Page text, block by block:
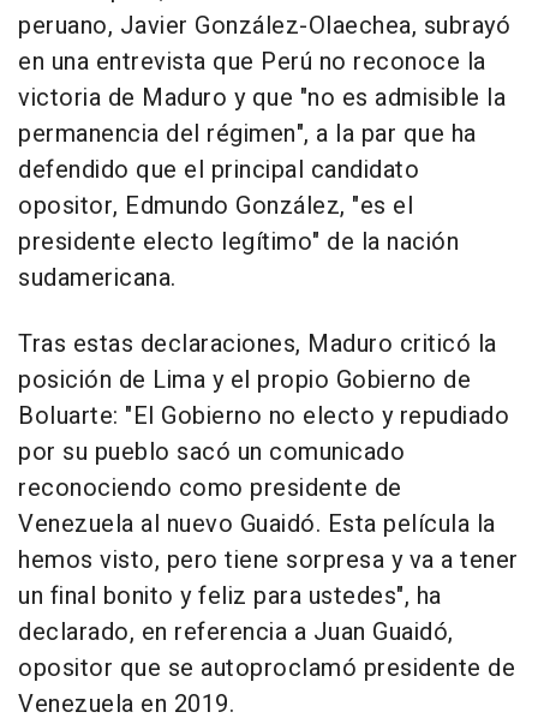
peruano, Javier González-Olaechea, subrayó
en una entrevista que Perú no reconoce la
victoria de Maduro y que "no es admisible la
permanencia del régimen", a la par que ha
defendido que el principal candidato
opositor, Edmundo González, "es el
presidente electo legítimo" de la nación
sudamericana.
Tras estas declaraciones, Maduro criticó la
posición de Lima y el propio Gobierno de
Boluarte: "El Gobierno no electo y repudiado
por su pueblo sacó un comunicado
reconociendo como presidente de
Venezuela al nuevo Guaidó. Esta película la
hemos visto, pero tiene sorpresa y va a tener
un final bonito y feliz para ustedes", ha
declarado, en referencia a Juan Guaidó,
opositor que se autoproclamó presidente de
Venezuela en 2019.